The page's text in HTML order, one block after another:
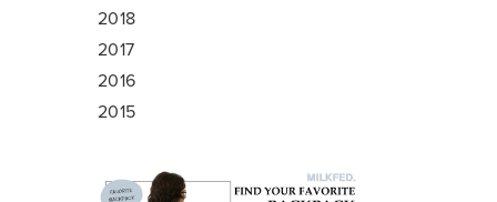
2018
2017
2016
2015